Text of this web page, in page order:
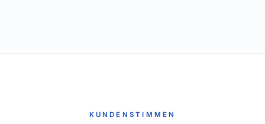
KUNDENSTIMMEN